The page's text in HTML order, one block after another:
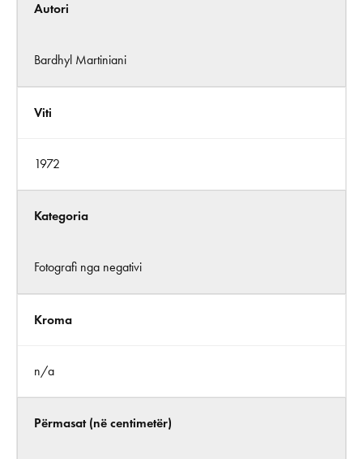
Autori
Bardhyl Martiniani
Viti
1972
Kategoria
Fotografi nga negativi
Kroma
n/a
Përmasat (në centimetër)